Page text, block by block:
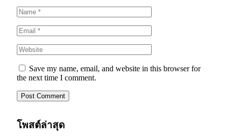
Save my name, email, and website in this browser for
the next time I comment.
โพสต์ล่าสุด